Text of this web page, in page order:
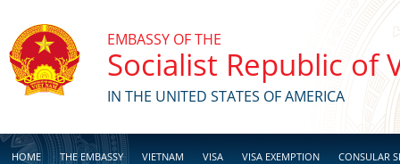
EMBASSY OF THE
Socialist Republic of
IN THE UNITED STATES OF AMERICA
HOME THE EMBASSY VIETNAM VISA VISA EXEMPTION CONSULAR